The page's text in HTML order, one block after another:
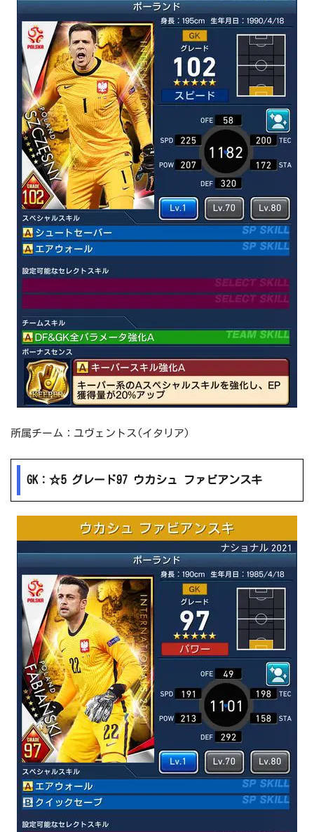
所属チーム：ユヴェントス(イタリア)
GK：☆5 グレード97 ウカシュ ファビアンスキ